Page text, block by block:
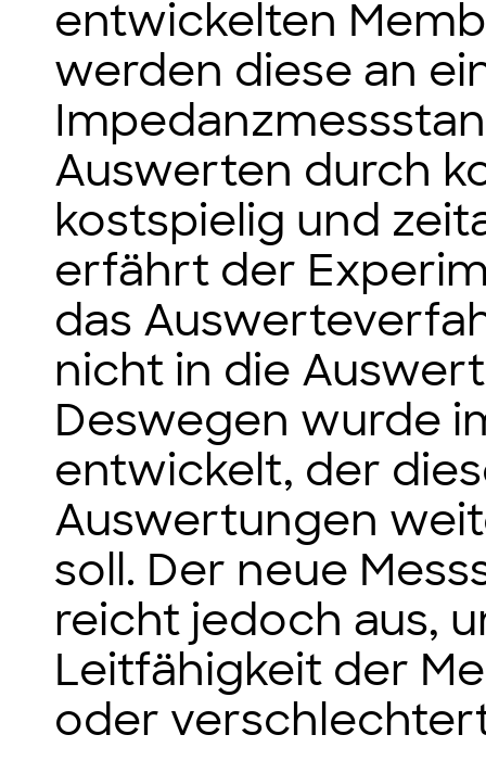
entwickelten
werden diese an
Auswerten durch
kostspielig und
erfährt der
das
nicht in die
Deswegen wurde
entwickelt, der
Auswertungen
soll. Der neue
reicht jedoch aus,
Leitfähigkeit der
oder